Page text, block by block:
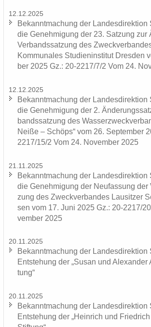
12.12.2025
Be­kannt­ma­chung der Lan­des­di­rek­ti­on
die Ge­neh­mi­gung der 23. Sat­zung zur
Ver­bands­sat­zung des
Kom­mu­na­les Stu­di­en­in­sti­tut Dres­den
ber 2025 Gz.: 20-2217/7/2 Vom 24.
12.12.2025
Be­kannt­ma­chung der Lan­des­di­rek­ti­on
die Ge­neh­mi­gung der 2.
bands­sat­zung des
Neiße – Schöps“ vom 26. Sep­tem­ber
2217/15/2 Vom 24. No­vem­ber 2025
21.11.2025
Be­kannt­ma­chung der Lan­des­di­rek­ti­on
die Ge­neh­mi­gung der Neu­fas­sung
zung des Zweck­ver­ban­des Lau­sit­zer
sen vom 17. Juni 2025 Gz.: 20-2217/
vem­ber 2025
20.11.2025
Be­kannt­ma­chung der Lan­des­di­rek­ti­on
Ent­ste­hung der „Susan und
tung“
20.11.2025
Be­kannt­ma­chung der Lan­des­di­rek­ti­on
Ent­ste­hung der „Hein­rich und